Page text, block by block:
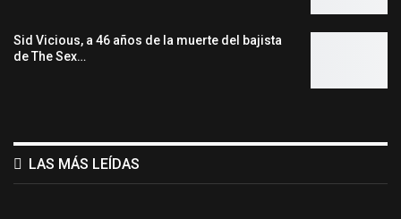
Sid Vicious, a 46 años de la muerte del bajista
de The Sex…
LAS MÁS LEÍDAS